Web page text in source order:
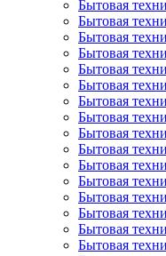
Бытовая
Бытовая
Бытовая
Бытовая
Бытовая
Бытовая
Бытовая
Бытовая
Бытовая
Бытовая
Бытовая
Бытовая
Бытовая
Бытовая
Бытовая
Бытовая